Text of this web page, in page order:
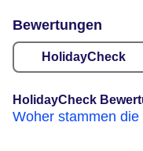
Bewertungen
HolidayCheck
HolidayCheck
Woher stammen